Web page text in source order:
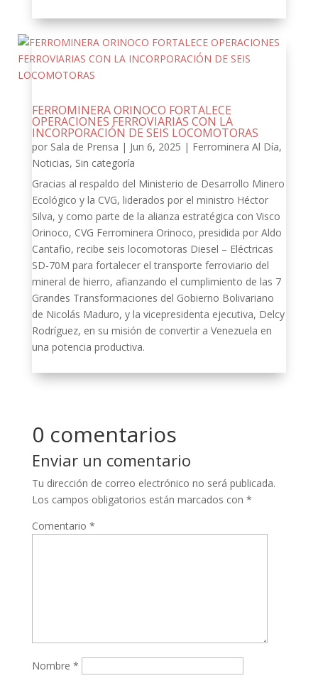
FERROMINERA ORINOCO FORTALECE
OPERACIONES FERROVIARIAS CON LA
INCORPORACIÓN DE SEIS LOCOMOTORAS
por Sala de Prensa | Jun 6, 2025 | Ferrominera Al Día,
Noticias, Sin categoría
Gracias al respaldo del Ministerio de Desarrollo Minero
Ecológico y la CVG, liderados por el ministro Héctor
Silva, y como parte de la alianza estratégica con Visco
Orinoco, CVG Ferrominera Orinoco, presidida por Aldo
Cantafio, recibe seis locomotoras Diesel – Eléctricas
SD-70M para fortalecer el transporte ferroviario del
mineral de hierro, afianzando el cumplimiento de las 7
Grandes Transformaciones del Gobierno Bolivariano
de Nicolás Maduro, y la vicepresidenta ejecutiva, Delcy
Rodríguez, en su misión de convertir a Venezuela en
una potencia productiva.
0 comentarios
Enviar un comentario
Tu dirección de correo electrónico no será publicada.
Los campos obligatorios están marcados con *
Comentario *
Nombre *